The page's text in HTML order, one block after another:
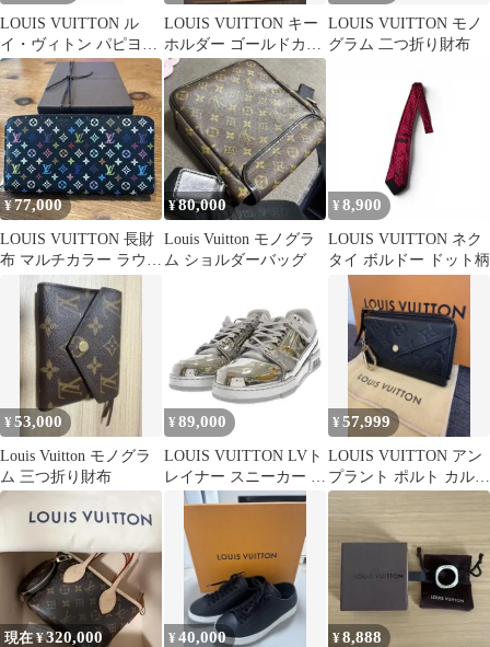
LOUIS VUITTON ル
イ・ヴィトン パピヨン
26 モノグラム 旧型 ハ
ンドバッグ
LOUIS VUITTON キー
ホルダー ゴールドカラ
ー
LOUIS VUITTON モノ
グラム 二つ折り財布
¥77,000
LOUIS VUITTON 長財
布 マルチカラー ラウン
ドファスナー
¥80,000
Louis Vuitton モノグラ
ム ショルダーバッグ
¥ 8,900
LOUIS VUITTON ネク
タイ ボルドー ドット柄
¥53,000
Louis Vuitton モノグラ
ム 三つ折り財布
¥ 89,000
LOUIS VUITTON LVト
レイナー スニーカー メ
タリック
¥57,999
LOUIS VUITTON アン
プラント ポルト カルト
レクト ヴェルソ
現在 ¥320,000 ¥40,000 ¥8,888